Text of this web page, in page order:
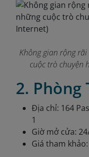
Không gian rộng
cuộc trò chuyện
2. Phòng
Địa chỉ: 164
1
Giờ mở cửa:
Giá tham